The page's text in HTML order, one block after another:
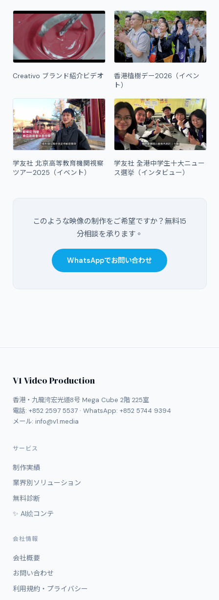
Creativo ブランド紹介ビデオ
香港植樹デー2026（イベン
ト）
学友社 北京高等教育機関視察
ツアー2025（イベント）
学友社 全港中学生十大ニュー
ス選挙（インタビュー）
このような映像の制作をご希望ですか？無料15
分相談を承ります。
WhatsAppでお問い合わせ
V1 Video Production
香港・九龍湾宏光道8号 Mega Cube 2階 225室
電話: +852 2597 5537· WhatsApp: +852 5744 9394
メール: info@v1.media
サービス
制作実績
業界別ソリューション
無料診断
✨ AI絵コンテ
会社情報
会社概要
お問い合わせ
利用規約・プライバシー